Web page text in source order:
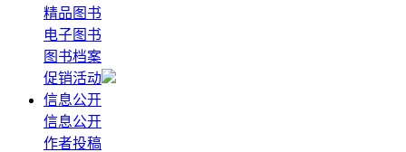
精品图书
电子图书
图书档案
促销活动
信息公开
信息公开
作者投稿